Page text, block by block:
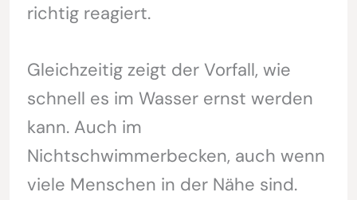
richtig reagiert.
Gleichzeitig zeigt der Vorfall, wie
schnell es im Wasser ernst werden
kann. Auch im
Nichtschwimmerbecken, auch wenn
viele Menschen in der Nähe sind.